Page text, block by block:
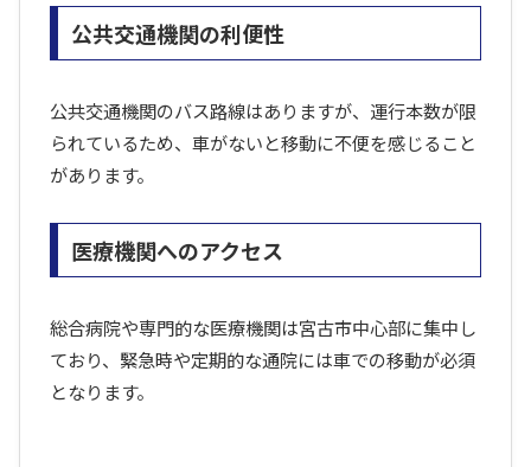
公共交通機関の利便性
公共交通機関のバス路線はありますが、運行本数が限
られているため、車がないと移動に不便を感じること
があります。
医療機関へのアクセス
総合病院や専門的な医療機関は宮古市中心部に集中し
ており、緊急時や定期的な通院には車での移動が必須
となります。